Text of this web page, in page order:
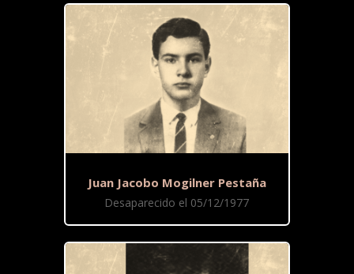
Juan Jacobo Mogilner Pestaña
Desaparecido el 05/12/1977